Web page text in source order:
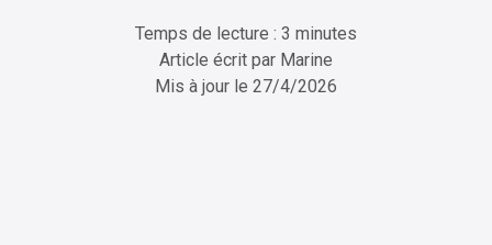
Temps de lecture : 3 minutes
Article écrit par Marine
Mis à jour le 27/4/2026